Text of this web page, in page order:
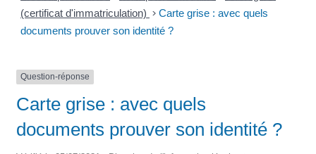
(certificat d'immatriculation) > Carte grise : avec quels
documents prouver son identité ?
Question-réponse
Carte grise : avec quels
documents prouver son identité ?